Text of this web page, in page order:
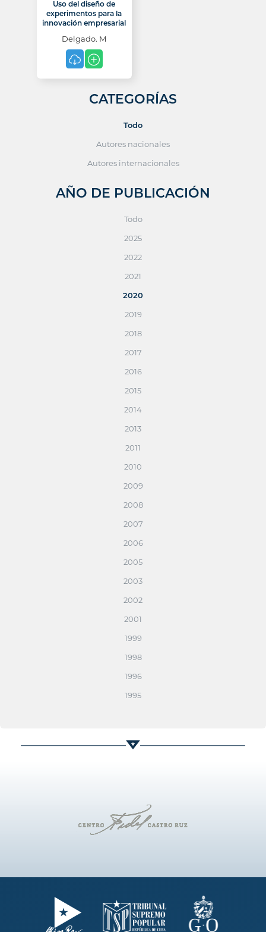
Uso del diseño de
experimentos para la
innovación empresarial
Delgado. M
CATEGORÍAS
Todo
Autores nacionales
Autores internacionales
AÑO DE PUBLICACIÓN
Todo
2025
2022
2021
2020
2019
2018
2017
2016
2015
2014
2013
2011
2010
2009
2008
2007
2006
2005
2003
2002
2001
1999
1998
1996
1995